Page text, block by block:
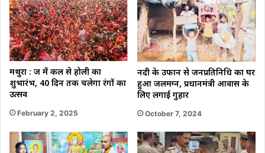
मथुरा : ब्रज में कल से होली का
शुभारंभ, 40 दिन तक चलेगा रंगों का
उत्सव
February 2, 2025
नदी के उफान से जनप्रतिनिधि का घर
हुआ जलमग्न, प्रधानमंत्री आवास के
लिए लगाई गुहार
October 7, 2024